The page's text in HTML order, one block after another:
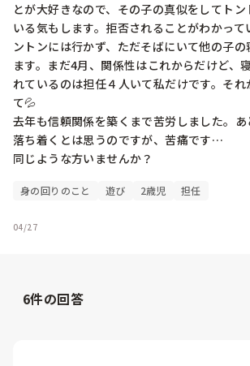
とが大好きなので、その子の真似をしてト
いる気もします。拒否されることがわかって
ントンには行かず、ただそばにいて他の子
ます。まだ4月、関係性はこれからだけど、
れているのは担任４人いて私だけです。それ
て💦
去年も信頼関係を築くまで苦労しました。
落ち着くとは思うのですが、苦痛です…
同じような方いませんか？
身の回りのこと 遊び 2歳児 担任
04/27
6件の回答